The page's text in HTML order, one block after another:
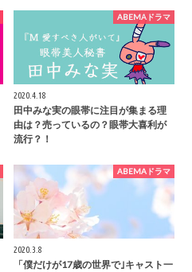
ABEMAドラマ
2020.4.18
田中みな実の眼帯に注目が集まる理
由は？売っているの？眼帯大喜利が
流行？！
ABEMAドラマ
2020.3.8
「僕だけが17歳の世界で｣キャスト一